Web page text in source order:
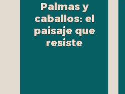
Palmas y
caballos: el
paisaje que
resiste